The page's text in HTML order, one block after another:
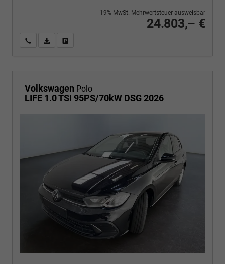
24.803,– €
19% MwSt. Mehrwertsteuer ausweisbar
Wir rufen Sie anPDF-Fahrzeugexposé drucken
Volkswagen Polo
LIFE 1.0 TSI 95PS/70kW DSG 2026